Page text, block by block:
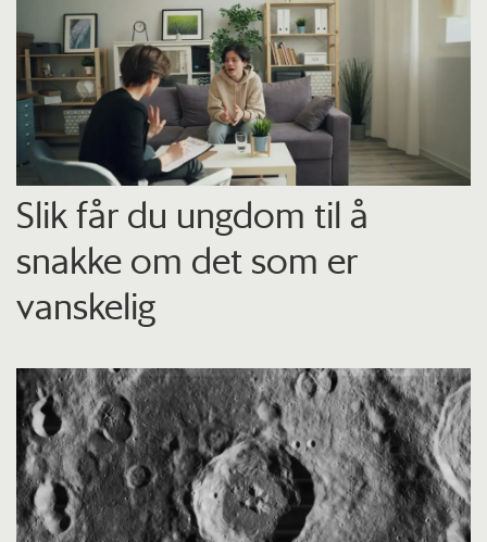
Slik får du ungdom til å
snakke om det som er
vanskelig